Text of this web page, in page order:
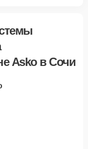
Asko в Сочи